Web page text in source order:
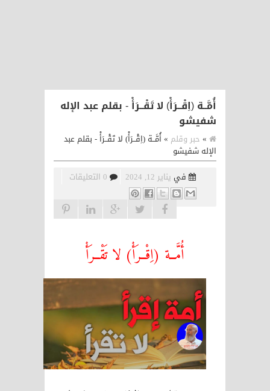
أُمَّــة (اِقْــرَأْ) لا تَقْــرَأْ - بقلم عبد الإله
شفيشو
» حبر وقلم »أُمَّــة (اِقْــرَأْ) لا تَقْــرَأْ - بقلم عبد
الإله شفيشو
في يناير 12, 2024 0 التعليقات
أُمَّــة (اِقْــرَأْ) لا تَقْــرَأْ